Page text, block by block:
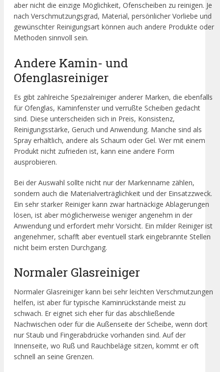
aber nicht die einzige Möglichkeit, Ofenscheiben zu reinigen. Je
nach Verschmutzungsgrad, Material, persönlicher Vorliebe und
gewünschter Reinigungsart können auch andere Produkte oder
Methoden sinnvoll sein.
Andere Kamin- und
Ofenglasreiniger
Es gibt zahlreiche Spezialreiniger anderer Marken, die ebenfalls
für Ofenglas, Kaminfenster und verrußte Scheiben gedacht
sind. Diese unterscheiden sich in Preis, Konsistenz,
Reinigungsstärke, Geruch und Anwendung. Manche sind als
Spray erhältlich, andere als Schaum oder Gel. Wer mit einem
Produkt nicht zufrieden ist, kann eine andere Form
ausprobieren.
Bei der Auswahl sollte nicht nur der Markenname zählen,
sondern auch die Materialverträglichkeit und der Einsatzzweck.
Ein sehr starker Reiniger kann zwar hartnäckige Ablagerungen
lösen, ist aber möglicherweise weniger angenehm in der
Anwendung und erfordert mehr Vorsicht. Ein milder Reiniger ist
angenehmer, schafft aber eventuell stark eingebrannte Stellen
nicht beim ersten Durchgang.
Normaler Glasreiniger
Normaler Glasreiniger kann bei sehr leichten Verschmutzungen
helfen, ist aber für typische Kaminrückstände meist zu
schwach. Er eignet sich eher für das abschließende
Nachwischen oder für die Außenseite der Scheibe, wenn dort
nur Staub und Fingerabdrücke vorhanden sind. Auf der
Innenseite, wo Ruß und Rauchbeläge sitzen, kommt er oft
schnell an seine Grenzen.